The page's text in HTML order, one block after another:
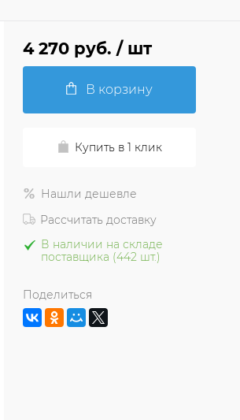
4 270 руб. / шт
В корзину
Купить в 1 клик
Нашли дешевле
Рассчитать доставку
В наличии на складе
поставщика (442 шт.)
Поделиться